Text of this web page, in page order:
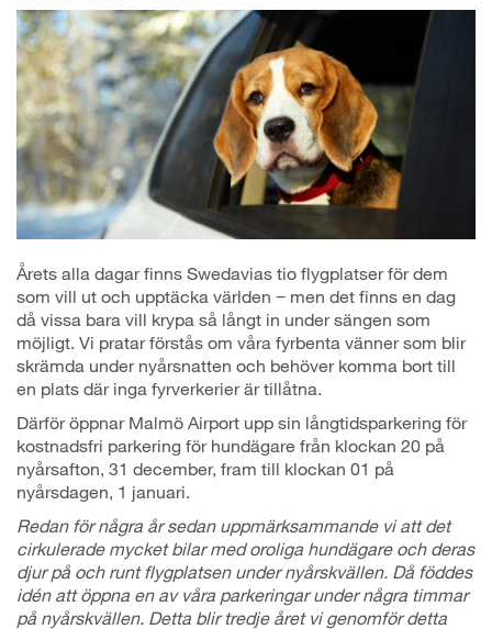
Årets alla dagar finns Swedavias tio flygplatser för dem
som vill ut och upptäcka världen − men det finns en dag
då vissa bara vill krypa så långt in under sängen som
möjligt. Vi pratar förstås om våra fyrbenta vänner som blir
skrämda under nyårsnatten och behöver komma bort till
en plats där inga fyrverkerier är tillåtna.
Därför öppnar Malmö Airport upp sin långtidsparkering för
kostnadsfri parkering för hundägare från klockan 20 på
nyårsafton, 31 december, fram till klockan 01 på
nyårsdagen, 1 januari.
Redan för några år sedan uppmärksammande vi att det
cirkulerade mycket bilar med oroliga hundägare och deras
djur på och runt flygplatsen under nyårskvällen. Då föddes
idén att öppna en av våra parkeringar under några timmar
på nyårskvällen. Detta blir tredje året vi genomför detta